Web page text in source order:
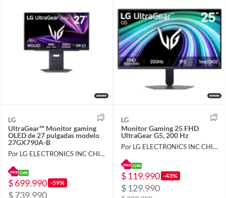
LG
UltraGear™ Monitor gaming
OLED de 27 pulgadas modelo
27GX790A-B
Por LG ELECTRONICS INC CHILE LIMITADA
$ 699.990 -59%
$ 739.990
LG
Monitor Gaming 25 FHD
UltraGear G5, 200 Hz
Por LG ELECTRONICS INC CHILE LIMITADA
$ 119.990 -43%
$ 129.990